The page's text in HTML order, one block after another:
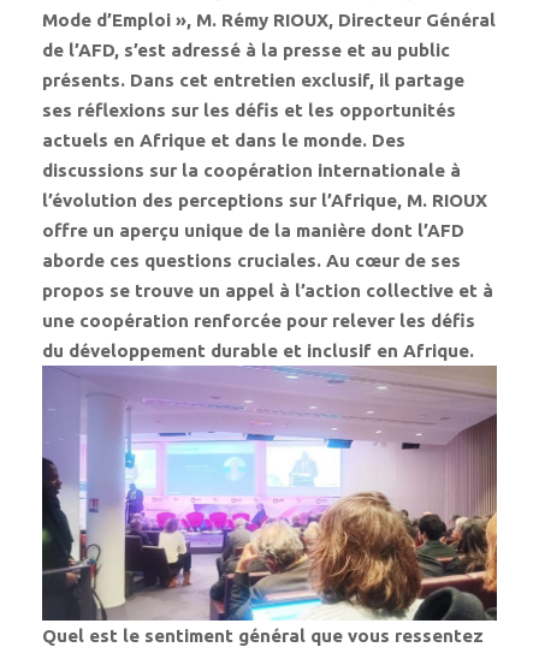
Mode d’Emploi », M. Rémy RIOUX, Directeur Général
de l’AFD, s’est adressé à la presse et au public
présents. Dans cet entretien exclusif, il partage
ses réflexions sur les défis et les opportunités
actuels en Afrique et dans le monde. Des
discussions sur la coopération internationale à
l’évolution des perceptions sur l’Afrique, M. RIOUX
offre un aperçu unique de la manière dont l’AFD
aborde ces questions cruciales. Au cœur de ses
propos se trouve un appel à l’action collective et à
une coopération renforcée pour relever les défis
du développement durable et inclusif en Afrique.
Quel est le sentiment général que vous ressentez